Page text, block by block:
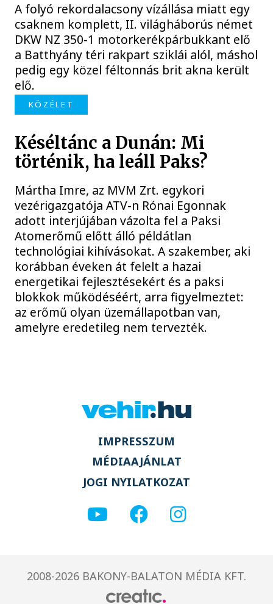
A folyó rekordalacsony vízállása miatt egy
csaknem komplett, II. világháborús német
DKW NZ 350-1 motorkerékpárbukkant elő
a Batthyány téri rakpart sziklái alól, máshol
pedig egy közel féltonnás brit akna került
elő.
KÖZÉLET
Késéltánc a Dunán: Mi
történik, ha leáll Paks?
Mártha Imre, az MVM Zrt. egykori
vezérigazgatója ATV-n Rónai Egonnak
adott interjújában vázolta fel a Paksi
Atomerőmű előtt álló példátlan
technológiai kihívásokat. A szakember, aki
korábban éveken át felelt a hazai
energetikai fejlesztésekért és a paksi
blokkok működéséért, arra figyelmeztet:
az erőmű olyan üzemállapotban van,
amelyre eredetileg nem tervezték.
IMPRESSZUM
MÉDIAAJÁNLAT
JOGI NYILATKOZAT
2008-2026 BAKONY-BALATON MÉDIA KFT.